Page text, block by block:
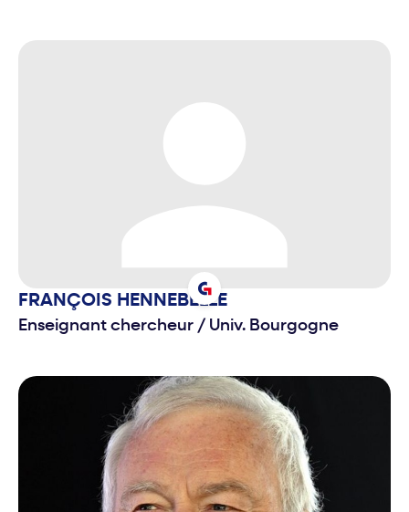
FRANÇOIS HENNEBELLE
Enseignant chercheur / Univ. Bourgogne